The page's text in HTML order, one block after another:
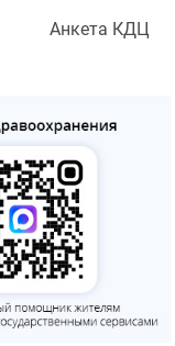
Анкета КДЦ